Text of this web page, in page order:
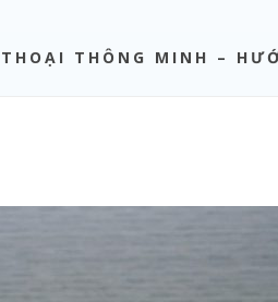
THÔNG MINH –